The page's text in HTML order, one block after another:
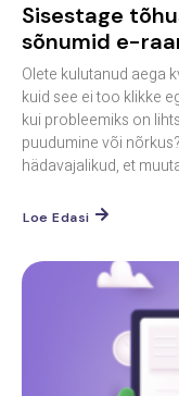
Sisestage
sõnumid e-
Olete kulutanud aega
kuid see ei too klikke
kui probleemiks on
puudumine või
hädavajalikud, et
Loe Edasi